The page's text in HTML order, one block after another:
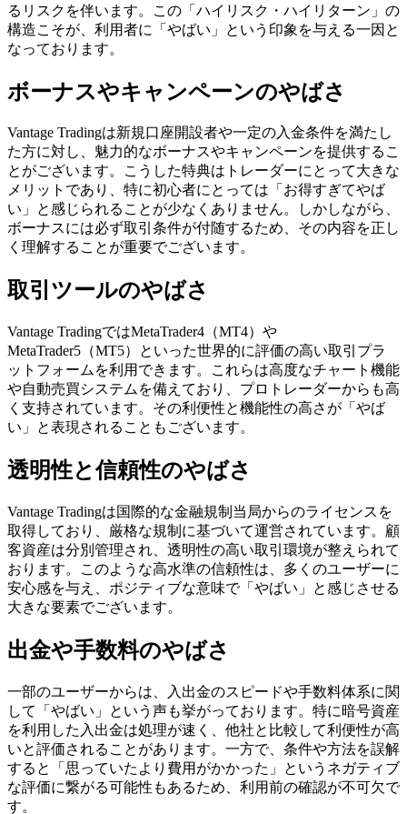
るリスクを伴います。この「ハイリスク・ハイリターン」の
構造こそが、利用者に「やばい」という印象を与える一因と
なっております。
ボーナスやキャンペーンのやばさ
Vantage Tradingは新規口座開設者や一定の入金条件を満たし
た方に対し、魅力的なボーナスやキャンペーンを提供するこ
とがございます。こうした特典はトレーダーにとって大きな
メリットであり、特に初心者にとっては「お得すぎてやば
い」と感じられることが少なくありません。しかしながら、
ボーナスには必ず取引条件が付随するため、その内容を正し
く理解することが重要でございます。
取引ツールのやばさ
Vantage TradingではMetaTrader4（MT4）や
MetaTrader5（MT5）といった世界的に評価の高い取引プラ
ットフォームを利用できます。これらは高度なチャート機能
や自動売買システムを備えており、プロトレーダーからも高
く支持されています。その利便性と機能性の高さが「やば
い」と表現されることもございます。
透明性と信頼性のやばさ
Vantage Tradingは国際的な金融規制当局からのライセンスを
取得しており、厳格な規制に基づいて運営されています。顧
客資産は分別管理され、透明性の高い取引環境が整えられて
おります。このような高水準の信頼性は、多くのユーザーに
安心感を与え、ポジティブな意味で「やばい」と感じさせる
大きな要素でございます。
出金や手数料のやばさ
一部のユーザーからは、入出金のスピードや手数料体系に関
して「やばい」という声も挙がっております。特に暗号資産
を利用した入出金は処理が速く、他社と比較して利便性が高
いと評価されることがあります。一方で、条件や方法を誤解
すると「思っていたより費用がかかった」というネガティブ
な評価に繋がる可能性もあるため、利用前の確認が不可欠で
す。